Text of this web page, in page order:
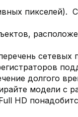
пикселей).
долгого
модели с
HD